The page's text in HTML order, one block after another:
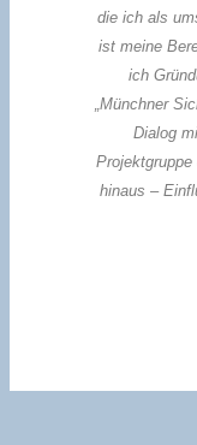
die ich als
ist meine
ich
„Münchner
Dialog
hinaus –